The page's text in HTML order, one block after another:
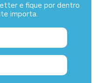
e fique por dentro
importa.